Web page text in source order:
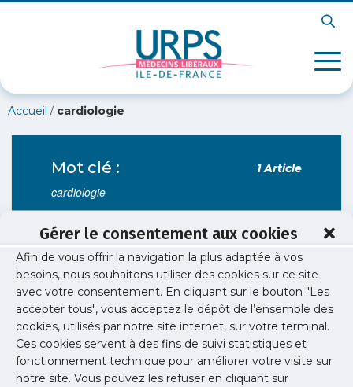
Gérer le consentement aux cookies
Afin de vous offrir la navigation la plus adaptée à vos
besoins, nous souhaitons utiliser des cookies sur ce site
avec votre consentement. En cliquant sur le bouton "Les
accepter tous", vous acceptez le dépôt de l’ensemble des
cookies, utilisés par notre site internet, sur votre terminal.
Ces cookies servent à des fins de suivi statistiques et
fonctionnement technique pour améliorer votre visite sur
notre site. Vous pouvez les refuser en cliquant sur
Accueil / cardiologie
Mot clé : 1 Article
cardiologie
Installation/ Soirées libérales
Soirée libérale cardiologie
La dernière soirée libérale de cardiologie entre
jeunes médecins et confrères installés a eu lieu le
22 mai 2025.
Lire l'article